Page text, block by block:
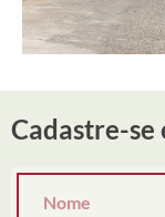
Cadastre-se